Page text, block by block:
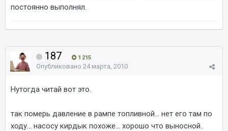
постоянно выполнял.
187 1 215
Опубликовано 24 марта, 2010
Нутогда читай вот это.
так померь давление в рампе топливной... нет его там по
ходу... насосу кирдык похоже... хорошо что выносной..